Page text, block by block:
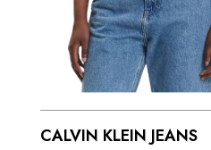
CALVIN KLEIN JEANS